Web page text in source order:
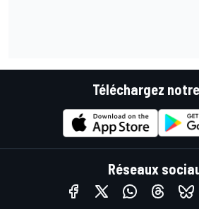
Téléchargez
Réseaux